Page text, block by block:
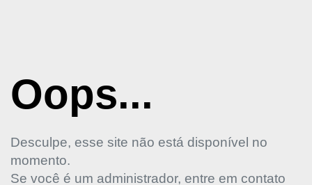
Oops...
Desculpe, esse site não está disponível no
momento.
Se você é um administrador, entre em contato